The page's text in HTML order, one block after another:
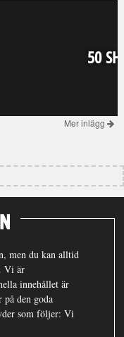
50
Mer inlägg
men du kan alltid
Vi är
innehållet är
den goda
som följer: Vi